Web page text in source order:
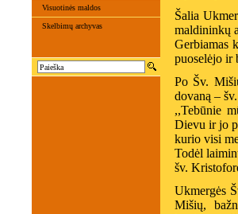
Visuotinės maldos
Skelbimų archyvas
Šalia
maldininkų
Gerbiamas
puoselėjo ir
Po Šv.
dovaną –
,,Tebūnie
Dievu ir jo
kurio visi
Todėl
šv.
Ukmergės
Mišių,